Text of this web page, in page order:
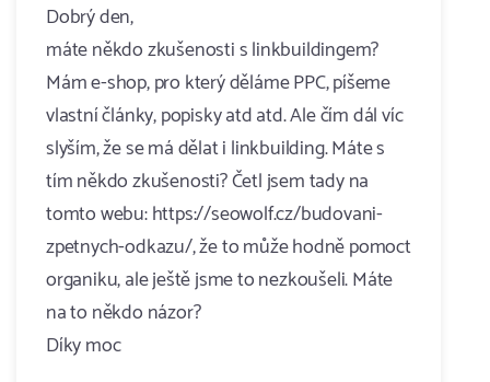
Dobrý den,
máte někdo zkušenosti s linkbuildingem?
Mám e-shop, pro který děláme PPC, píšeme
vlastní články, popisky atd atd. Ale čím dál víc
slyším, že se má dělat i linkbuilding. Máte s
tím někdo zkušenosti? Četl jsem tady na
tomto webu: https://seowolf.cz/budovani-
zpetnych-odkazu/, že to může hodně pomoct
organiku, ale ještě jsme to nezkoušeli. Máte
na to někdo názor?
Díky moc